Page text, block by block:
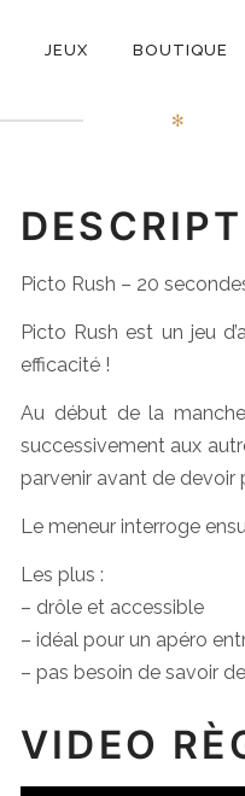
JEUX BOUTIQUE
Picto
✻
Picto Rush – 20
Picto Rush est un jeu
efficacité !
Au début de la
successivement aux
parvenir avant de devoir
Le meneur interroge
Les plus :
– drôle et accessible
– idéal pour un apéro
– pas besoin de savoir
VIDEO